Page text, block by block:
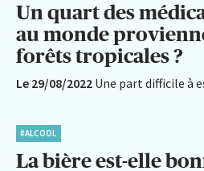
Un quart des
au monde
forêts tropicales ?
Le 29/08/2022 Une part difficile à
#ALCOOL
La bière est-elle